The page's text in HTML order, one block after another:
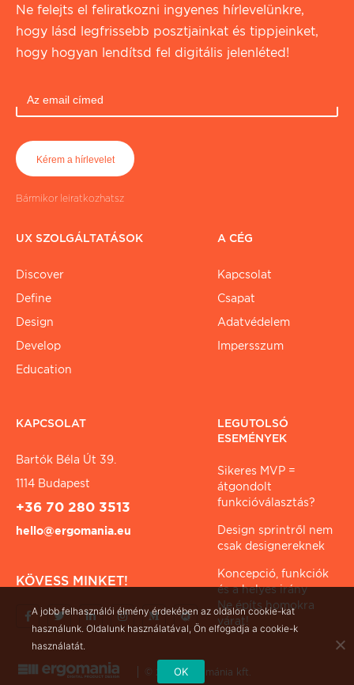
Ne felejts el feliratkozni ingyenes hírlevelünkre,
hogy lásd legfrissebb posztjainkat és tippjeinket,
hogy hogyan lendítsd fel digitális jelenléted!
Bármikor leiratkozhatsz
UX SZOLGÁLTATÁSOK
Discover
Define
Design
Develop
Education
A CÉG
Kapcsolat
Csapat
Adatvédelem
Impersszum
KAPCSOLAT
Bartók Béla Út 39.
1114 Budapest
+36 70 280 3513
hello@ergomania.eu
KÖVESS MINKET!
LEGUTOLSÓ
ESEMÉNYEK
Sikeres MVP =
átgondolt
funkcióválasztás?
Design sprintről nem
csak designereknek
Koncepció, funkciók
és a helyes irány
Ne építs homokra
várat!
© 2026 ergománia kft.
A jobb felhasználói élmény érdekében az oldalon cookie-kat
használunk. Oldalunk használatával, Ön elfogadja a cookie-k
használatát.
OK